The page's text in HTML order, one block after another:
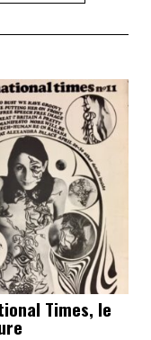
Times, le